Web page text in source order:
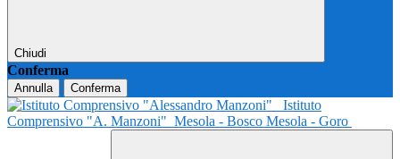
Chiudi
Conferma
Annulla Conferma
Istituto
Comprensivo "A. Manzoni" Mesola - Bosco Mesola - Goro